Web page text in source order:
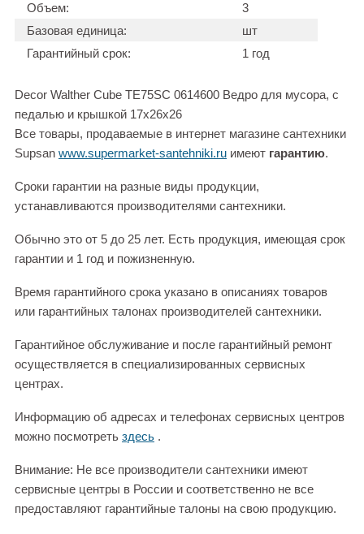
Объем:
3
Базовая единица:
шт
Гарантийный срок:
1 год
Decor Walther Cube TE75SC 0614600 Ведро для мусора, с
педалью и крышкой 17x26x26
Все товары, продаваемые в интернет магазине сантехники
Supsan www.supermarket-santehniki.ru имеют гарантию.
Сроки гарантии на разные виды продукции,
устанавливаются производителями сантехники.
Обычно это от 5 до 25 лет. Есть продукция, имеющая срок
гарантии и 1 год и пожизненную.
Время гарантийного срока указано в описаниях товаров
или гарантийных талонах производителей сантехники.
Гарантийное обслуживание и после гарантийный ремонт
осуществляется в специализированных сервисных
центрах.
Информацию об адресах и телефонах сервисных центров
можно посмотреть здесь .
Внимание: Не все производители сантехники имеют
сервисные центры в России и соответственно не все
предоставляют гарантийные талоны на свою продукцию.